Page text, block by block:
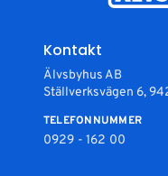
Kontakt
Älvsbyhus AB
Ställverksvägen 6,
TELEFONNUMMER
0929 - 162 00